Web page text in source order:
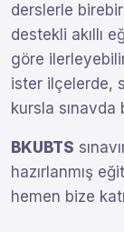
derslerle
destekli akıllı
göre
ister ilçelerde,
kursla sınavda
BKUBTS
hazırlanmış
hemen bize